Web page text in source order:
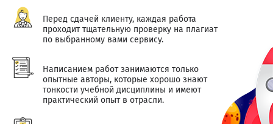
Перед сдачей клиенту, каждая работа
проходит тщательную проверку на плагиат
по выбранному вами сервису.
Написанием работ занимаются только
опытные авторы, которые хорошо знают
тонкости учебной дисциплины и имеют
практический опыт в отрасли.